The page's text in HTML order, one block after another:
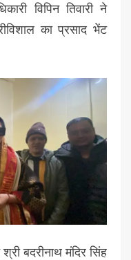
विपिन तिवारी ने
का प्रसाद भेंट
बदरीनाथ मंदिर सिंह